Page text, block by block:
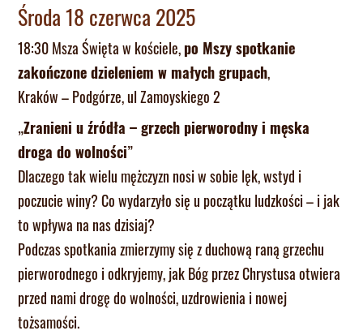
Środa 18 czerwca 2025
18:30 Msza Święta w kościele,po Mszy spotkanie
zakończone dzieleniem w małych grupach,
Kraków – Podgórze, ul Zamoyskiego 2
„Zranieni u źródła – grzech pierworodny i męska
droga do wolności”
Dlaczego tak wielu mężczyzn nosi w sobie lęk, wstyd i
poczucie winy? Co wydarzyło się u początku ludzkości – i jak
to wpływa na nas dzisiaj?
Podczas spotkania zmierzymy się z duchową raną grzechu
pierworodnego i odkryjemy, jak Bóg przez Chrystusa otwiera
przed nami drogę do wolności, uzdrowienia i nowej
tożsamości.